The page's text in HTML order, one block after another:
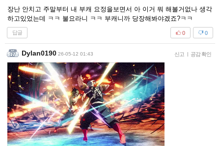
장난 안치고 주말부터 내 부캐 요정을보면서 아 이거 뭐 해볼거없나 생각
하고있었는데 ㅋㅋ 불요라니 ㅋㅋ 부캐니까 당장해봐야겠죠?ㅋㅋ
답글 0
0
Dylan0190 26-05-12 01:43 신고 | 공감 확인